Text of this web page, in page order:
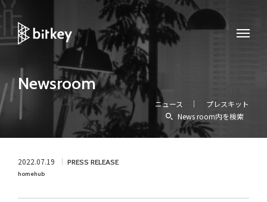
Newsroom
ニュース
プレスキット
News room内を検索
2022.07.19 PRESS RELEASE
homehub